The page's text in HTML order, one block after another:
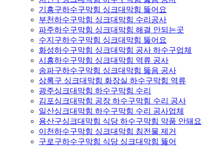
기흥구하수구막힘 싱크대막힘 뚫어요
부천하수구막힘 싱크대막힘 수리공사
파주하수구막힘 싱크대막힘 해결 안되는곳
수지구하수구막힘 싱크대막힘 뚫어요
화성하수구막힘 싱크대막힘 공사 하수구업체
시흥하수구막힘 싱크대막힘 역류 공사
송파구하수구막힘 싱크대막힘 뚫음 공사
상록구 싱크대막힘 화장실 하수구막힘 역류
광주싱크대막힘 하수구막힘 수리
김포싱크대막힘 공장 하수구막힘 수리 공사
일산싱크대막힘 하수구막힘 수리 공사업체
용산구싱크대막힘 식당 하수구막힘 약품 안돼요
이천하수구막힘 싱크대막힘 침전물 제거
구로구하수구막힘 식당 싱크대막힘 뚫어